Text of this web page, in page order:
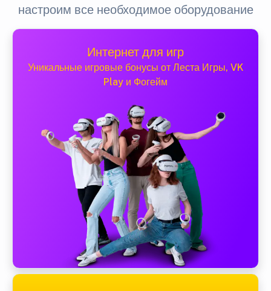
настроим все необходимое оборудование
Интернет для игр
Уникальные игровые бонусы от Леста Игры, VK
Play и Фогейм